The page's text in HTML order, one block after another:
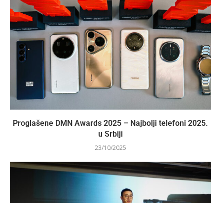
Proglašene DMN Awards 2025 – Najbolji telefoni 2025.
u Srbiji
23/10/2025